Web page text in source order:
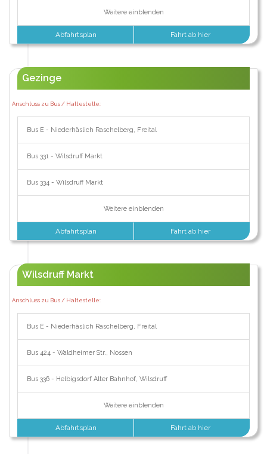
Weitere einblenden
Abfahrtsplan Fahrt ab hier
Gezinge
Anschluss zu Bus / Haltestelle:
Bus E - Niederhäslich Raschelberg, Freital
Bus 331 - Wilsdruff Markt
Bus 334 - Wilsdruff Markt
Weitere einblenden
Abfahrtsplan Fahrt ab hier
Wilsdruff Markt
Anschluss zu Bus / Haltestelle:
Bus E - Niederhäslich Raschelberg, Freital
Bus 424 - Waldheimer Str., Nossen
Bus 336 - Helbigsdorf Alter Bahnhof, Wilsdruff
Weitere einblenden
Abfahrtsplan Fahrt ab hier